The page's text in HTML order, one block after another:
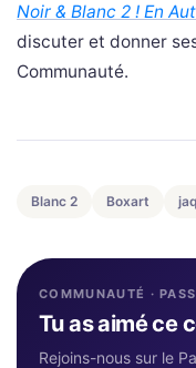
Noir & Blanc 2 ! En
discuter et donner
Communauté.
Blanc 2 Boxart
COMMUNAUTÉ ·
Tu as aimé ce
Rejoins-nous sur le